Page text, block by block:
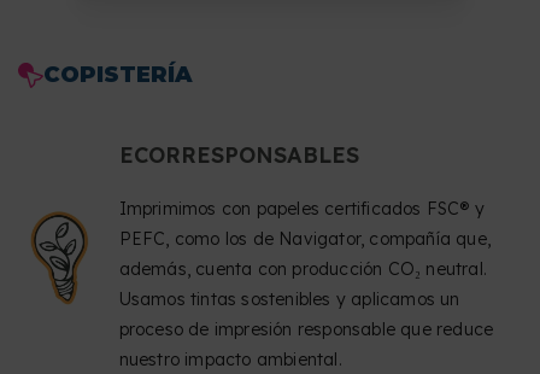
COPISTERÍA
ECORRESPONSABLES
Imprimimos con papeles certificados FSC® y
PEFC, como los de Navigator, compañía que,
además, cuenta con producción CO₂ neutral.
Usamos tintas sostenibles y aplicamos un
proceso de impresión responsable que reduce
nuestro impacto ambiental.